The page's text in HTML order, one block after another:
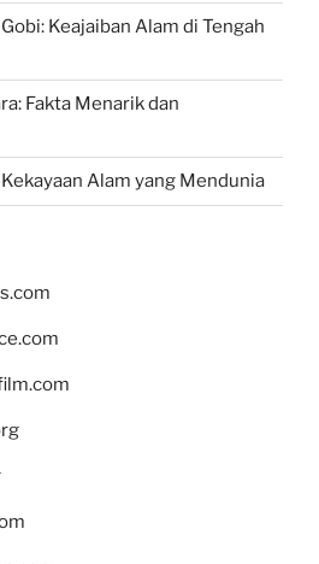
Keajaiban Alam di Tengah
Fakta Menarik dan
Alam yang Mendunia